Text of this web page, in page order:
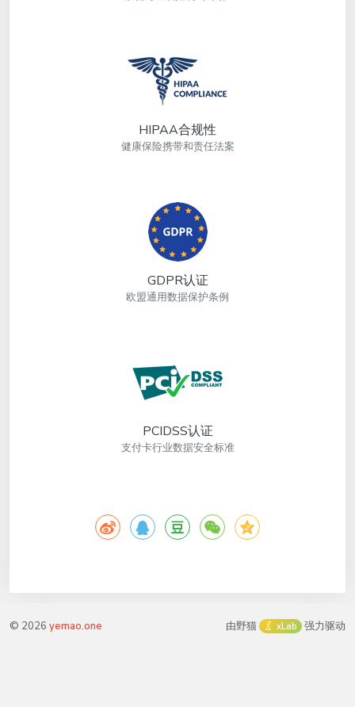
HIPAA合规性
健康保险携带和责任法案
GDPR认证
欧盟通用数据保护条例
PCIDSS认证
支付卡行业数据安全标准
由野猫 xLab 强力驱动
© 2026 yemao.one